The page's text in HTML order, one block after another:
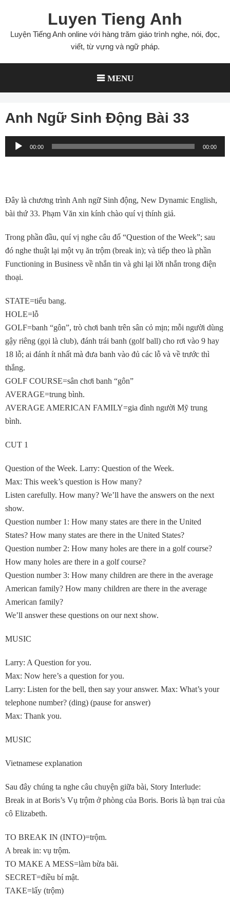
content
Luyen Tieng Anh
Luyện Tiếng Anh online với hàng trăm giáo trình nghe, nói, đọc,
viết, từ vựng và ngữ pháp.
MENU
Anh Ngữ Sinh Động Bài 33
Audio
Player
00:00 00:00
Đây là chương trình Anh ngữ Sinh động, New Dynamic English,
bài thứ 33. Phạm Văn xin kính chào quí vị thính giả.
Trong phần đầu, quí vị nghe câu đố “Question of the Week”; sau
đó nghe thuật lại một vụ ăn trộm (break in); và tiếp theo là phần
Functioning in Business về nhắn tin và ghi lại lời nhắn trong điện
thoại.
STATE=tiểu bang.
HOLE=lỗ
GOLF=banh “gôn”, trò chơi banh trên sân cỏ mịn; mỗi người dùng
gậy riêng (gọi là club), đánh trái banh (golf ball) cho rơi vào 9 hay
18 lỗ; ai đánh ít nhất mà đưa banh vào đủ các lỗ và về trước thì
thắng.
GOLF COURSE=sân chơi banh “gôn”
AVERAGE=trung bình.
AVERAGE AMERICAN FAMILY=gia đình người Mỹ trung
bình.
CUT 1
Question of the Week. Larry: Question of the Week.
Max: This week’s question is How many?
Listen carefully. How many? We’ll have the answers on the next
show.
Question number 1: How many states are there in the United
States? How many states are there in the United States?
Question number 2: How many holes are there in a golf course?
How many holes are there in a golf course?
Question number 3: How many children are there in the average
American family? How many children are there in the average
American family?
We’ll answer these questions on our next show.
MUSIC
Larry: A Question for you.
Max: Now here’s a question for you.
Larry: Listen for the bell, then say your answer. Max: What’s your
telephone number? (ding) (pause for answer)
Max: Thank you.
MUSIC
Vietnamese explanation
Sau đây chúng ta nghe câu chuyện giữa bài, Story Interlude:
Break in at Boris’s Vụ trộm ở phòng của Boris. Boris là bạn trai của
cô Elizabeth.
TO BREAK IN (INTO)=trộm.
A break in: vụ trộm.
TO MAKE A MESS=làm bừa bãi.
SECRET=điều bí mật.
TAKE=lấy (trộm)